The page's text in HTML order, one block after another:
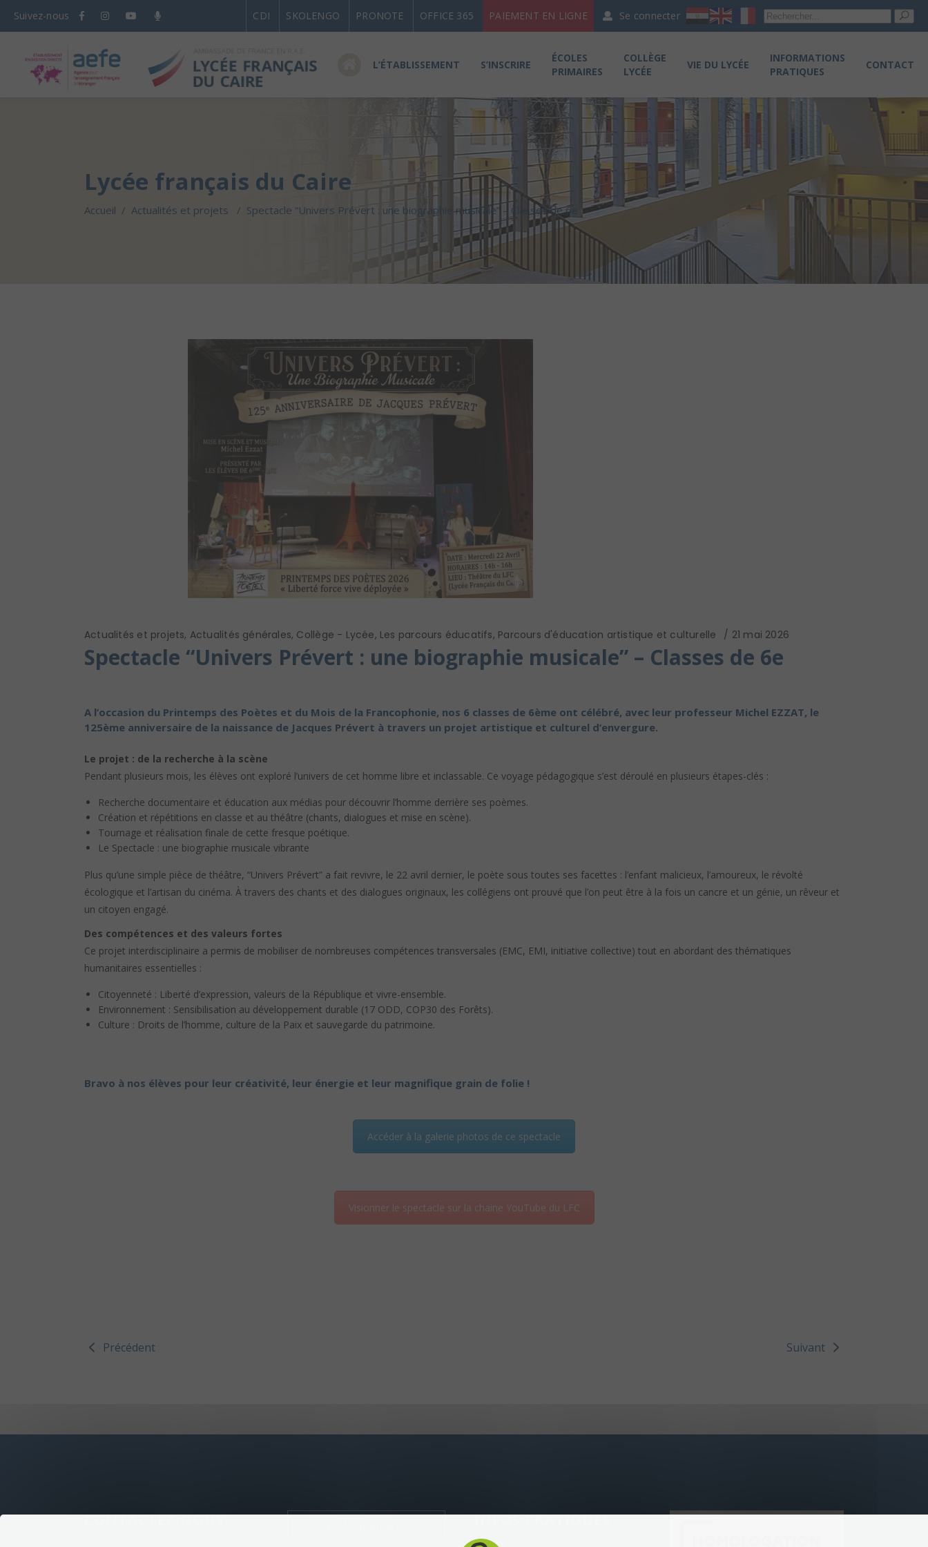
Suivez-nous CDI SKOLENGO PRONOTE OFFICE 365 PAIEMENT EN LIGNE Se connecter
L’ÉTABLISSEMENT S’INSCRIRE
ÉCOLES
PRIMAIRES
COLLÈGE
LYCÉE
VIE DU LYCÉE
INFORMATIONS
PRATIQUES
CONTACT
Lycée français du Caire
Accueil / Actualités et projets / Spectacle “Univers Prévert : une biographie musicale” – Classes de 6e
Actualités et projets, Actualités générales, Collège - Lycée, Les parcours éducatifs, Parcours d'éducation artistique et culturelle 21 mai 2026
Spectacle “Univers Prévert : une biographie musicale” – Classes de 6e
A l’occasion du Printemps des Poètes et du Mois de la Francophonie, nos 6 classes de 6ème ont célébré, avec leur professeur Michel EZZAT, le
125ème anniversaire de la naissance de Jacques Prévert à travers un projet artistique et culturel d’envergure.
Le projet : de la recherche à la scène
Pendant plusieurs mois, les élèves ont exploré l’univers de cet homme libre et inclassable. Ce voyage pédagogique s’est déroulé en plusieurs étapes-clés :
Recherche documentaire et éducation aux médias pour découvrir l’homme derrière ses poèmes.
Création et répétitions en classe et au théâtre (chants, dialogues et mise en scène).
Tournage et réalisation finale de cette fresque poétique.
Le Spectacle : une biographie musicale vibrante
Plus qu’une simple pièce de théâtre, “Univers Prévert” a fait revivre, le 22 avril dernier, le poète sous toutes ses facettes : l’enfant malicieux, l’amoureux, le révolté
écologique et l’artisan du cinéma. À travers des chants et des dialogues originaux, les collégiens ont prouvé que l’on peut être à la fois un cancre et un génie, un rêveur et
un citoyen engagé.
Des compétences et des valeurs fortes
Ce projet interdisciplinaire a permis de mobiliser de nombreuses compétences transversales (EMC, EMI, initiative collective) tout en abordant des thématiques
humanitaires essentielles :
Citoyenneté : Liberté d’expression, valeurs de la République et vivre-ensemble.
Environnement : Sensibilisation au développement durable (17 ODD, COP30 des Forêts).
Culture : Droits de l’homme, culture de la Paix et sauvegarde du patrimoine.
Bravo à nos élèves pour leur créativité, leur énergie et leur magnifique grain de folie !
Accéder à la galerie photos de ce spectacle
Visionner le spectacle sur la chaine YouTube du LFC
Précédent Suivant
CONTACTEZ-NOUS INFOS PRATIQUES